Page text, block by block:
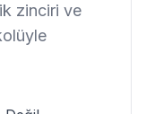
zinciri ve